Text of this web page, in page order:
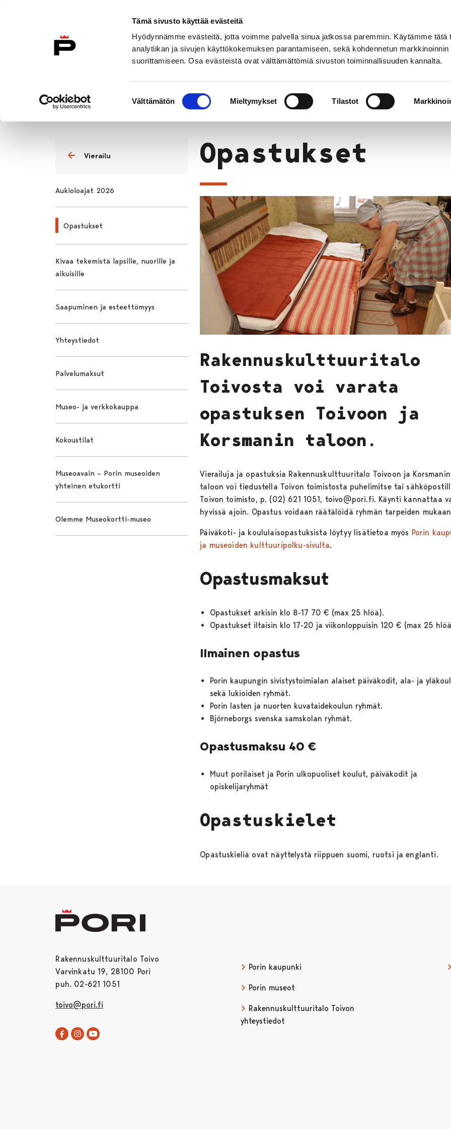
Tämä sivusto käyttää evästeitä
Hyödynnämme evästeitä, jotta voimme palvella sinua jatkossa paremmin. Käytämme tätä
analytiikan ja sivujen käyttökokemuksen parantamiseen, sekä kohdennetun markkinoinnin
suorittamiseen. Osa evästeistä ovat välttämättömiä sivuston toiminnallisuuden kannalta.
valinta
Välttämätön Mieltymykset Tilastot
Etusivulle
Etusivu
Vierailu Opastukset
Vierailu
Aukioloajat 2026
Opastukset
Kivaa tekemistä lapsille, nuorille ja
aikuisille
Saapuminen ja esteettömyys
Yhteystiedot
Palvelumaksut
Museo- ja verkkokauppa
Kokoustilat
Museoavain – Porin museoiden
yhteinen etukortti
Olemme Museokortti-museo
Opastukset
Rakennuskulttuuritalo
Toivosta voi varata
opastuksen Toivoon ja
Korsmanin taloon.
Vierailuja ja opastuksia Rakennuskulttuuritalo Toivoon ja Korsmanin
taloon voi tiedustella Toivon toimistosta puhelimitse tai
Toivon toimisto, p. (02) 621 1051, toivo@pori.fi. Käynti kannattaa
hyvissä ajoin. Opastus voidaan räätälöidä ryhmän tarpeiden
Päiväkoti- ja koululaisopastuksista löytyy lisätietoa myös Porin
ja museoiden kulttuuripolku-sivulta.
Opastusmaksut
Opastukset arkisin klo 8-17 70 € (max 25 hlöä).
Opastukset iltaisin klo 17-20 ja viikonloppuisin 120 € (max 25
Ilmainen opastus
Porin kaupungin sivistystoimialan alaiset päiväkodit, ala- ja
sekä lukioiden ryhmät.
Porin lasten ja nuorten kuvataidekoulun ryhmät.
Björneborgs svenska samskolan ryhmät.
Opastusmaksu 40 €
Muut porilaiset ja Porin ulkopuoliset koulut, päiväkodit ja
opiskelijaryhmät
Opastuskielet
Opastuskieliä ovat näyttelystä riippuen suomi, ruotsi ja englanti.
Rakennuskulttuuritalo Toivo
Varvinkatu 19, 28100 Pori
puh. 02-621 1051
toivo@pori.fi
Rakennuskulttuuritalo Toivo Facebookissa
Avautuu uudessa välilehdessä
Rakennuskulttuuritalo Toivo Instagramissa
Avautuu uudessa välilehdessä
Porin kaupunki
Porin museot
Rakennuskulttuuritalo Toivon
yhteystiedot